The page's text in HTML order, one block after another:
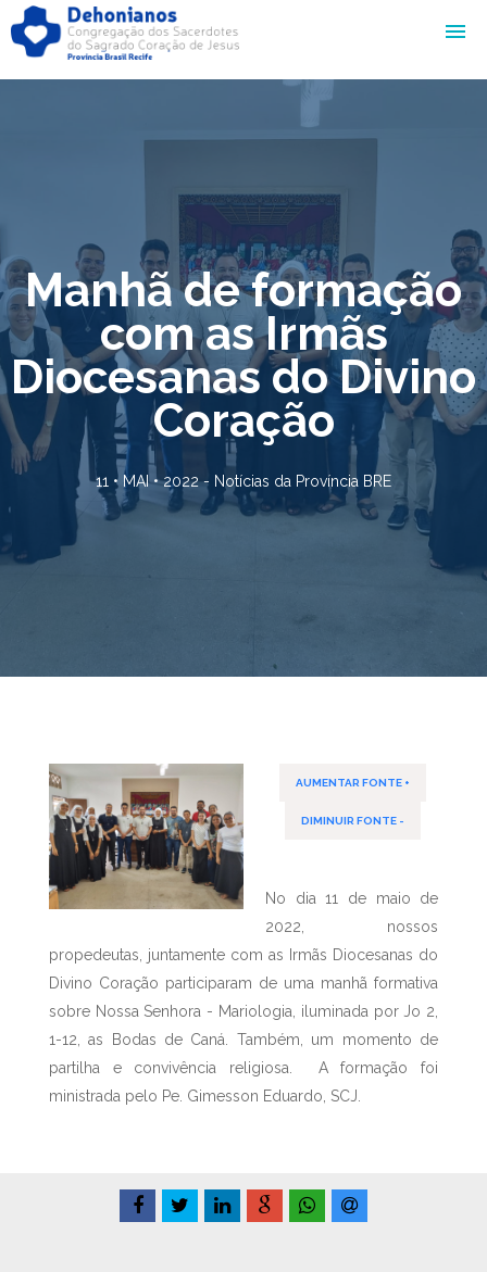
Manhã de formação
com as Irmãs
Diocesanas do Divino
Coração
11 • MAI • 2022 - Notícias da Província BRE
AUMENTAR FONTE +
DIMINUIR FONTE -
No dia 11 de maio de
2022, nossos
propedeutas, juntamente com as Irmãs Diocesanas do
Divino Coração participaram de uma manhã formativa
sobre Nossa Senhora - Mariologia, iluminada por Jo 2,
1-12, as Bodas de Caná. Também, um momento de
partilha e convivência religiosa. A formação foi
ministrada pelo Pe. Gimesson Eduardo, SCJ.